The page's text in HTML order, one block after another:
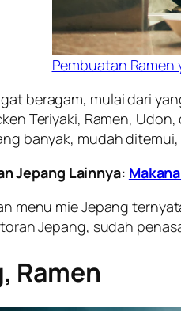
Pembuatan Ramen
beragam, mulai dari
Teriyaki, Ramen,
banyak, mudah
Jepang Lainnya:
menu mie Jepang
Jepang, sudah
Ramen